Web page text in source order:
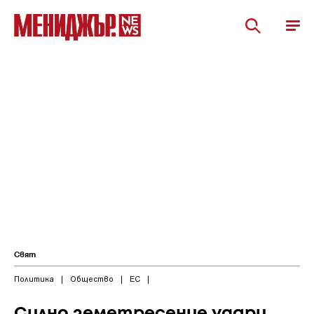
Свят
Политика | Общество | ЕС |